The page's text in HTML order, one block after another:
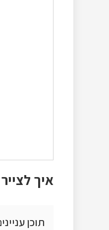
איך
תוכן